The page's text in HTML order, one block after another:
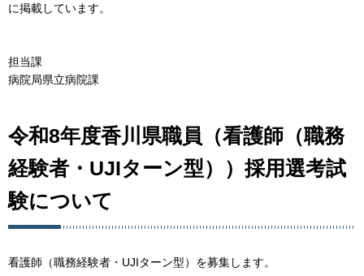
に掲載しています。
担当課
病院局県立病院課
令和8年度香川県職員（看護師（職務
経験者・UJIターン型））採用選考試
験について
看護師（職務経験者・UJIターン型）を募集します。